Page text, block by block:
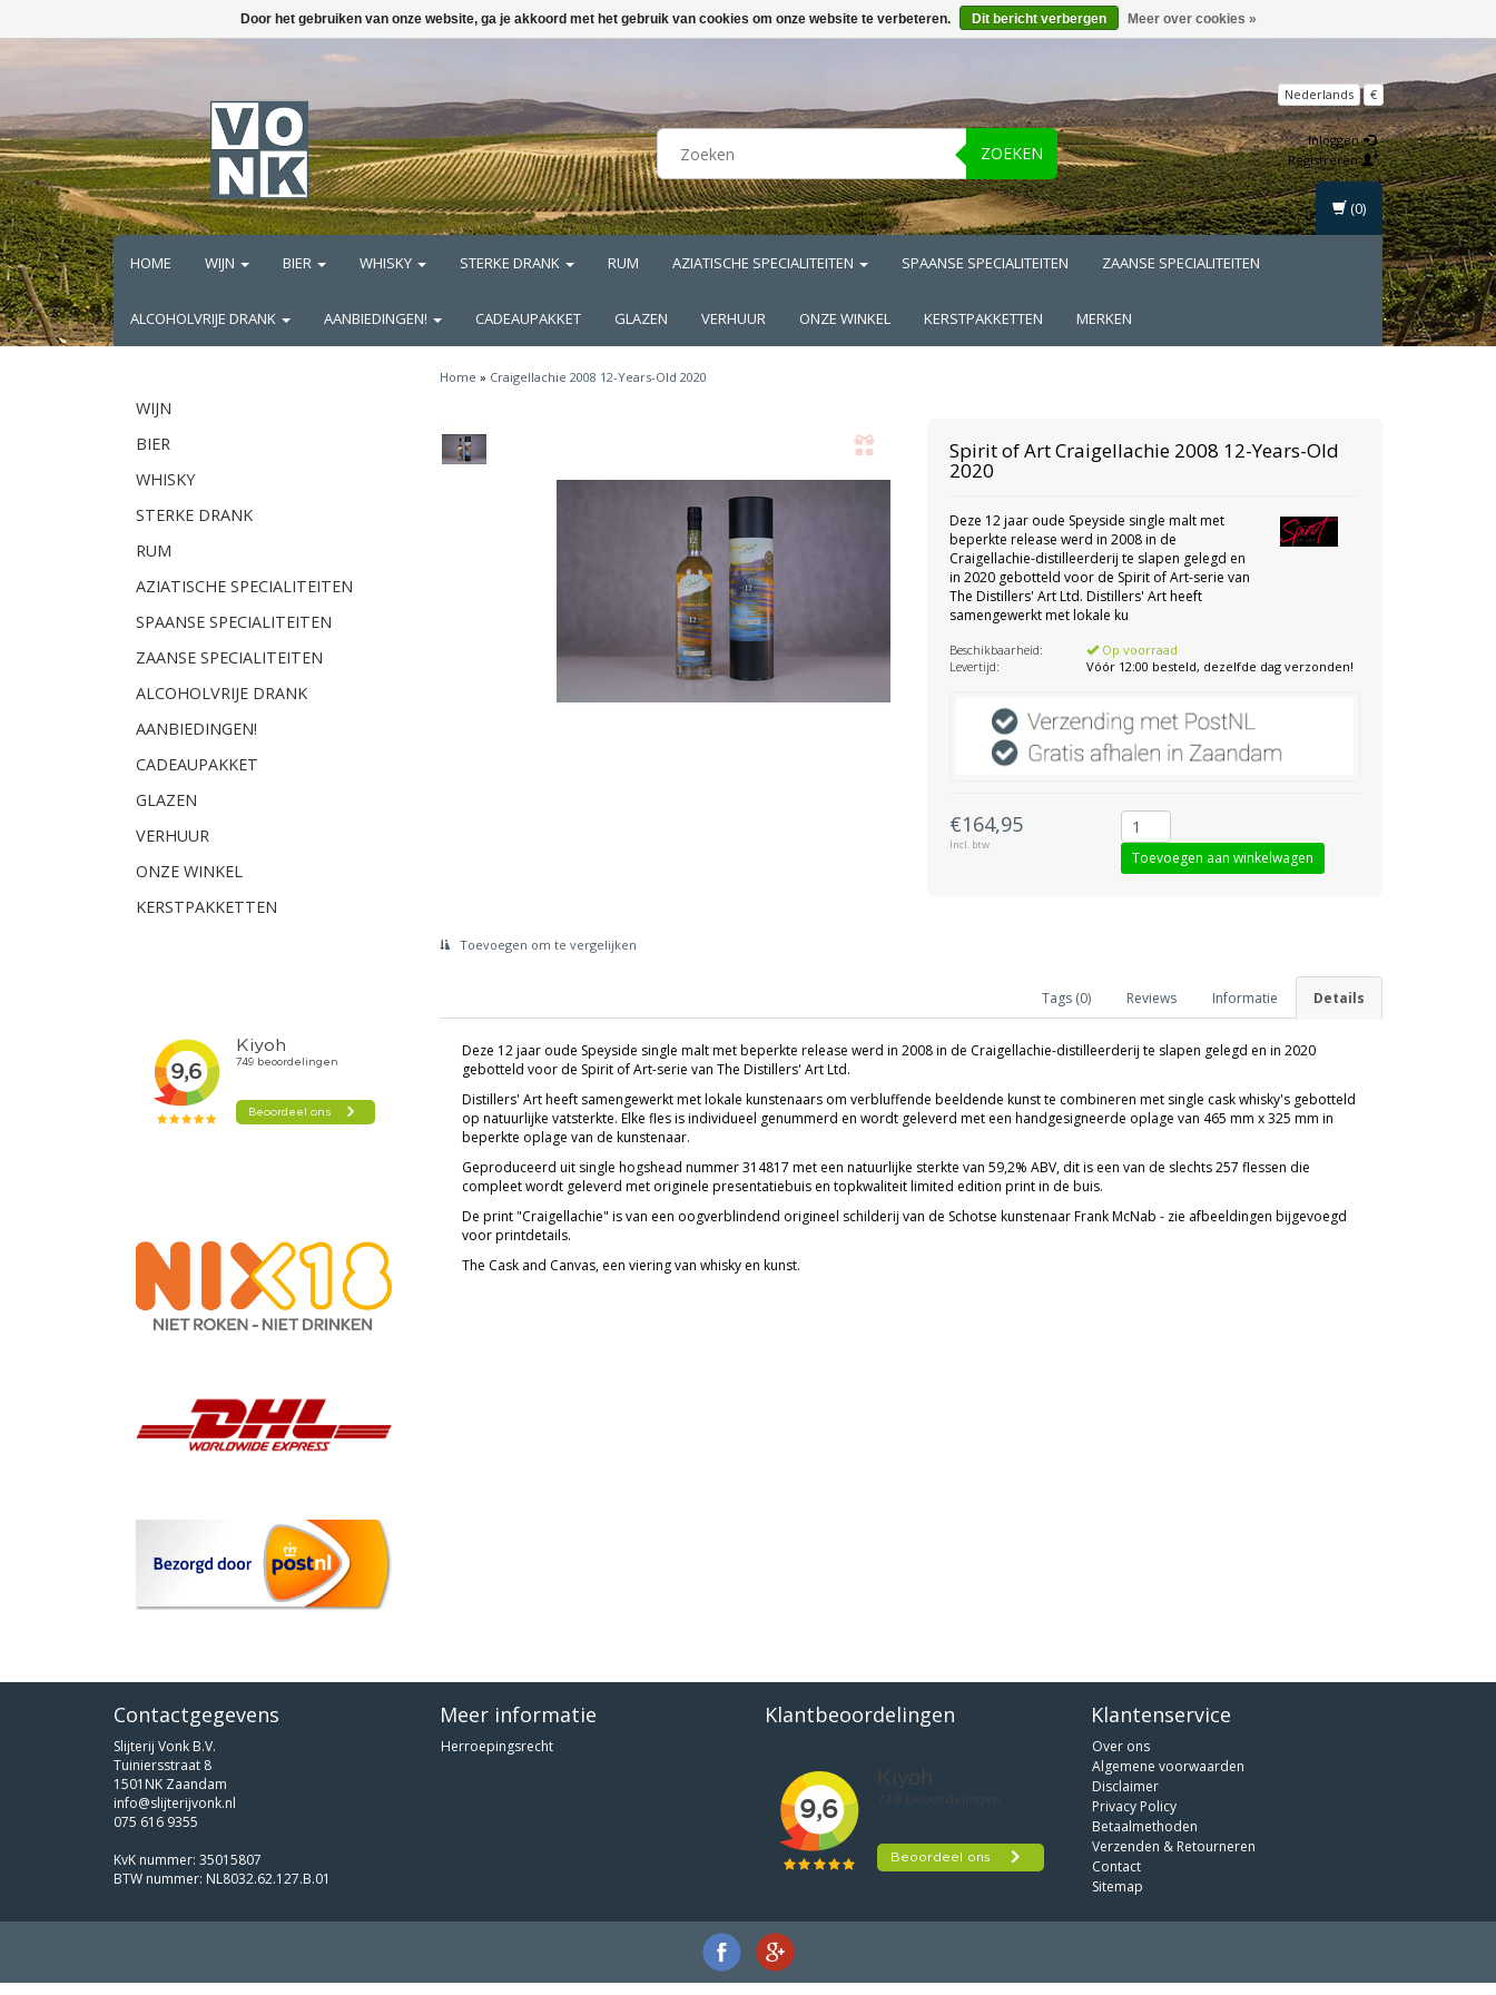
ZOEKEN
Nederlands €
Inloggen
Registreren
HOME WIJN BIER WHISKY STERKE DRANK RUM AZIATISCHE SPECIALITEITEN SPAANSE SPECIALITEITEN ZAANSE SPECIALITEITEN
ALCOHOLVRIJE DRANK AANBIEDINGEN! CADEAUPAKKET GLAZEN VERHUUR ONZE WINKEL KERSTPAKKETTEN MERKEN
(0)
WIJN
BIER
WHISKY
STERKE DRANK
RUM
AZIATISCHE SPECIALITEITEN
SPAANSE SPECIALITEITEN
ZAANSE SPECIALITEITEN
ALCOHOLVRIJE DRANK
AANBIEDINGEN!
CADEAUPAKKET
GLAZEN
VERHUUR
ONZE WINKEL
KERSTPAKKETTEN
Home » Craigellachie 2008 12-Years-Old 2020
Spirit of ArtCraigellachie 2008 12-Years-Old
2020
Deze 12 jaar oude Speyside single malt met
beperkte release werd in 2008 in de
Craigellachie-distilleerderij te slapen gelegd en
in 2020 gebotteld voor de Spirit of Art-serie van
The Distillers' Art Ltd. Distillers' Art heeft
samengewerkt met lokale ku
Beschikbaarheid:
Op voorraad
Levertijd:
Vóór 12:00 besteld, dezelfde dag verzonden!
€164,95
Incl. btw
Toevoegen om te vergelijken
Details
Informatie
Reviews
Tags (0)
Deze 12 jaar oude Speyside single malt met beperkte release werd in 2008 in de Craigellachie-distilleerderij te slapen gelegd en in 2020
gebotteld voor de Spirit of Art-serie van The Distillers' Art Ltd.
Distillers' Art heeft samengewerkt met lokale kunstenaars om verbluffende beeldende kunst te combineren met single cask whisky's gebotteld
op natuurlijke vatsterkte. Elke fles is individueel genummerd en wordt geleverd met een handgesigneerde oplage van 465 mm x 325 mm in
beperkte oplage van de kunstenaar.
Geproduceerd uit single hogshead nummer 314817 met een natuurlijke sterkte van 59,2% ABV, dit is een van de slechts 257 flessen die
compleet wordt geleverd met originele presentatiebuis en topkwaliteit limited edition print in de buis.
De print "Craigellachie" is van een oogverblindend origineel schilderij van de Schotse kunstenaar Frank McNab - zie afbeeldingen bijgevoegd
voor printdetails.
The Cask and Canvas, een viering van whisky en kunst.
Contactgegevens
Slijterij Vonk B.V.
Tuiniersstraat 8
1501NK Zaandam
info@slijterijvonk.nl
075 616 9355
KvK nummer: 35015807
BTW nummer: NL8032.62.127.B.01
Meer informatie
Herroepingsrecht
Klantbeoordelingen Klantenservice
Over ons
Algemene voorwaarden
Disclaimer
Privacy Policy
Betaalmethoden
Verzenden & Retourneren
Contact
Sitemap
Door het gebruiken van onze website, ga je akkoord met het gebruik van cookies om onze website te verbeteren. Dit bericht verbergen Meer over cookies »